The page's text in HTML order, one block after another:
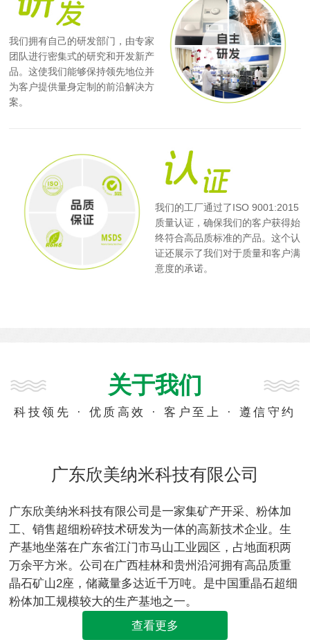
我们拥有自己的研发部门，由专家
团队进行密集式的研究和开发新产
品。这使我们能够保持领先地位并
为客户提供量身定制的前沿解决方
案。
我们的工厂通过了ISO 9001:2015
质量认证，确保我们的客户获得始
终符合高品质标准的产品。这个认
证还展示了我们对于质量和客户满
意度的承诺。
关于我们
科技领先 · 优质高效 · 客户至上 · 遵信守约
广东欣美纳米科技有限公司
广东欣美纳米科技有限公司是一家集矿产开采、粉体加
工、销售超细粉碎技术研发为一体的高新技术企业。生
产基地坐落在广东省江门市马山工业园区，占地面积两
万余平方米。公司在广西桂林和贵州沿河拥有高品质重
晶石矿山2座，储藏量多达近千万吨。是中国重晶石超细
粉体加工规模较大的生产基地之一。
查看更多